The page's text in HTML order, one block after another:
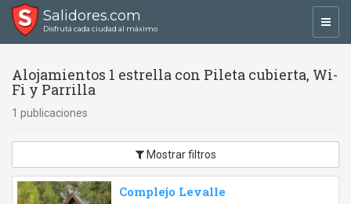
Salidores.com
Disfrutá cada ciudad al máximo
Alojamientos 1 estrella con Pileta cubierta, Wi-
Fi y Parrilla
1 publicaciones
Mostrar filtros
Complejo Levalle